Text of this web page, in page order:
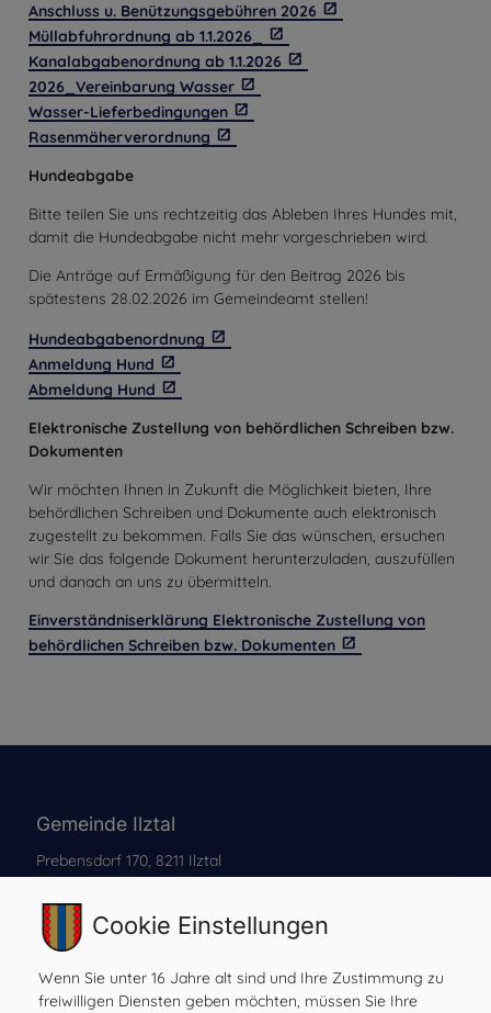
Anschluss u. Benützungsgebühren 2026
Müllabfuhrordnung ab 1.1.2026_
Kanalabgabenordnung ab 1.1.2026
2026_Vereinbarung Wasser
Wasser-Lieferbedingungen
Rasenmäherverordnung
Hundeabgabe
Bitte teilen Sie uns rechtzeitig das Ableben Ihres Hundes mit,
damit die Hundeabgabe nicht mehr vorgeschrieben wird.
Die Anträge auf Ermäßigung für den Beitrag 2026 bis
spätestens 28.02.2026 im Gemeindeamt stellen!
Hundeabgabenordnung
Anmeldung Hund
Abmeldung Hund
Elektronische Zustellung von behördlichen Schreiben bzw.
Dokumenten
Wir möchten Ihnen in Zukunft die Möglichkeit bieten, Ihre
behördlichen Schreiben und Dokumente auch elektronisch
zugestellt zu bekommen. Falls Sie das wünschen, ersuchen
wir Sie das folgende Dokument herunterzuladen, auszufüllen
und danach an uns zu übermitteln.
Einverständniserklärung Elektronische Zustellung von
behördlichen Schreiben bzw. Dokumenten
Gemeinde Ilztal
Prebensdorf 170, 8211 Ilztal
Tel:+43 3113 2485
Mail:gde@ilztal.gv.at
Gemeindekennziffer: 61762 , UID: ATU 69185204
Cookie Einstellungen
Wenn Sie unter 16 Jahre alt sind und Ihre Zustimmung zu
freiwilligen Diensten geben möchten, müssen Sie Ihre